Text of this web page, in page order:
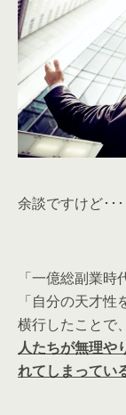
余談ですけど･･･
「一億総副業時
「自分の天才
横行したことで、
人たちが無理や
れてしまってい